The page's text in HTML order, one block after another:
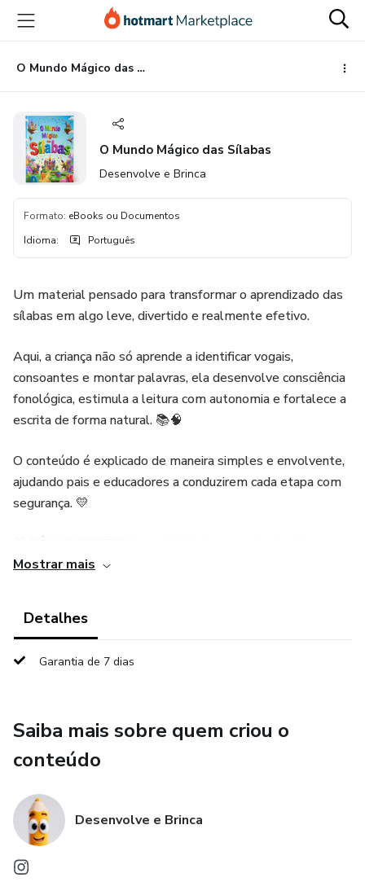
para
conteúdo
principal
para
pagamento
para
rodapé
O Mundo Mágico das Sílabas
O Mundo Mágico das Sílabas
Desenvolve e Brinca
Formato: eBooks ou Documentos
Idioma: Português
Um material pensado para transformar o aprendizado das
sílabas em algo leve, divertido e realmente efetivo.
Aqui, a criança não só aprende a identificar vogais,
consoantes e montar palavras, ela desenvolve consciência
fonológica, estimula a leitura com autonomia e fortalece a
escrita de forma natural. 📚🧠
O conteúdo é explicado de maneira simples e envolvente,
ajudando pais e educadores a conduzirem cada etapa com
segurança. 💛
• formação de palavras
• dígrafos
• sílabas tônicas e muito mais.
Mostrar mais
Detalhes
Garantia de 7 dias
Saiba mais sobre quem criou o
conteúdo
Desenvolve e Brinca